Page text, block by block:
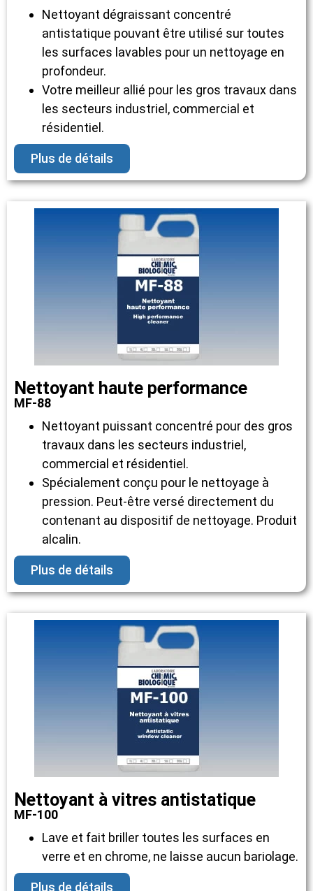
Nettoyant dégraissant concentré
antistatique pouvant être utilisé sur toutes
les surfaces lavables pour un nettoyage en
profondeur.
Votre meilleur allié pour les gros travaux dans
les secteurs industriel, commercial et
résidentiel.
Plus de détails
Nettoyant haute performance
MF-88
Nettoyant puissant concentré pour des gros
travaux dans les secteurs industriel,
commercial et résidentiel.
Spécialement conçu pour le nettoyage à
pression. Peut-être versé directement du
contenant au dispositif de nettoyage. Produit
alcalin.
Plus de détails
Nettoyant à vitres antistatique
MF-100
Lave et fait briller toutes les surfaces en
verre et en chrome, ne laisse aucun bariolage.
Plus de détails